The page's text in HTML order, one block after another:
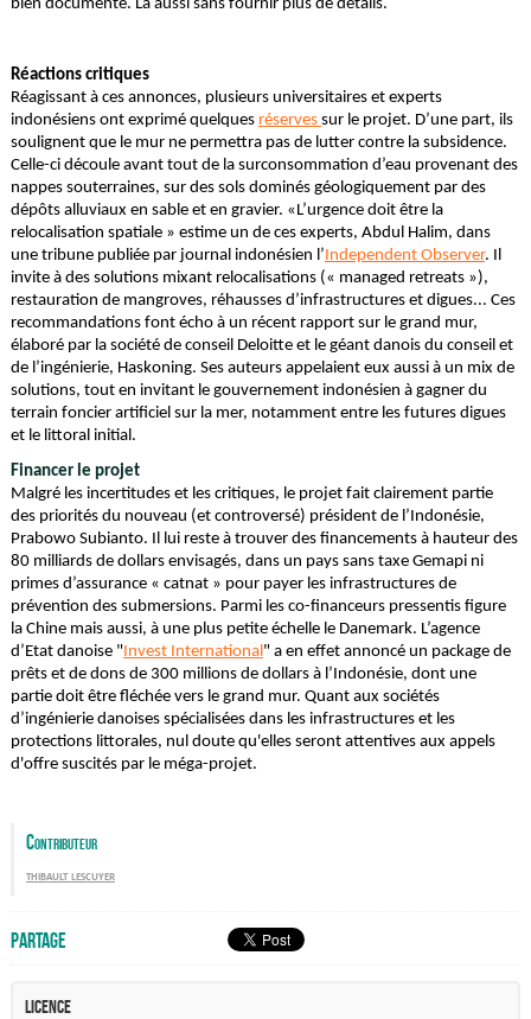
bien documenté. Là aussi sans fournir plus de détails.
Réactions critiques
Réagissant à ces annonces, plusieurs universitaires et experts
indonésiens ont exprimé quelques réserves sur le projet. D’une part, ils
soulignent que le mur ne permettra pas de lutter contre la subsidence.
Celle-ci découle avant tout de la surconsommation d’eau provenant des
nappes souterraines, sur des sols dominés géologiquement par des
dépôts alluviaux en sable et en gravier. «L’urgence doit être la
relocalisation spatiale » estime un de ces experts, Abdul Halim, dans
une tribune publiée par journal indonésien l’Independent Observer. Il
invite à des solutions mixant relocalisations (« managed retreats »),
restauration de mangroves, réhausses d’infrastructures et digues... Ces
recommandations font écho à un récent rapport sur le grand mur,
élaboré par la société de conseil Deloitte et le géant danois du conseil et
de l’ingénierie, Haskoning. Ses auteurs appelaient eux aussi à un mix de
solutions, tout en invitant le gouvernement indonésien à gagner du
terrain foncier artificiel sur la mer, notamment entre les futures digues
et le littoral initial.
Financer le projet
Malgré les incertitudes et les critiques, le projet fait clairement partie
des priorités du nouveau (et controversé) président de l’Indonésie,
Prabowo Subianto. Il lui reste à trouver des financements à hauteur des
80 milliards de dollars envisagés, dans un pays sans taxe Gemapi ni
primes d’assurance « catnat » pour payer les infrastructures de
prévention des submersions. Parmi les co-financeurs pressentis figure
la Chine mais aussi, à une plus petite échelle le Danemark. L’agence
d’Etat danoise "Invest International" a en effet annoncé un package de
prêts et de dons de 300 millions de dollars à l’Indonésie, dont une
partie doit être fléchée vers le grand mur. Quant aux sociétés
d’ingénierie danoises spécialisées dans les infrastructures et les
protections littorales, nul doute qu'elles seront attentives aux appels
d'offre suscités par le méga-projet.
Contributeur
thibault lescuyer
Partage
Licence